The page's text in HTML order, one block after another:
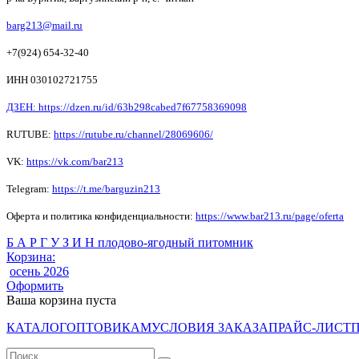
barg213@mail.ru
+7(924) 654-32-40
ИНН 030102721755
ДЗЕН: https://dzen.ru/id/63b298cabed7f67758369098
RUTUBE: https://rutube.ru/channel/28069606/
VK: https://vk.com/bar213
Telegram: https://t.me/barguzin213
Оферта и политика конфиденциальности: https://www.bar213.ru/page/oferta
Б А Р Г У З И Н плодово-ягодный питомник
Корзина:
осень 2026
Оформить
Ваша корзина пуста
КАТАЛОГОПТОВИКАМУСЛОВИЯ ЗАКАЗАПРАЙС-ЛИСТ